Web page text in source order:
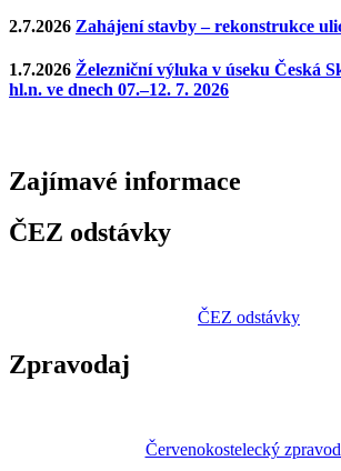
2.7.2026 Zahájení stavby – rekonstrukce
1.7.2026 Železniční výluka v úseku Česká
hl.n. ve dnech 07.–12. 7. 2026
Zajímavé informace
ČEZ odstávky
ČEZ odstávky
Zpravodaj
Červenokostelecký